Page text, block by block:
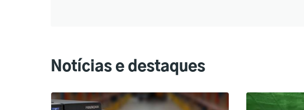
Notícias e destaques